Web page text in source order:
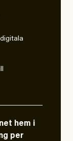
hem i
per